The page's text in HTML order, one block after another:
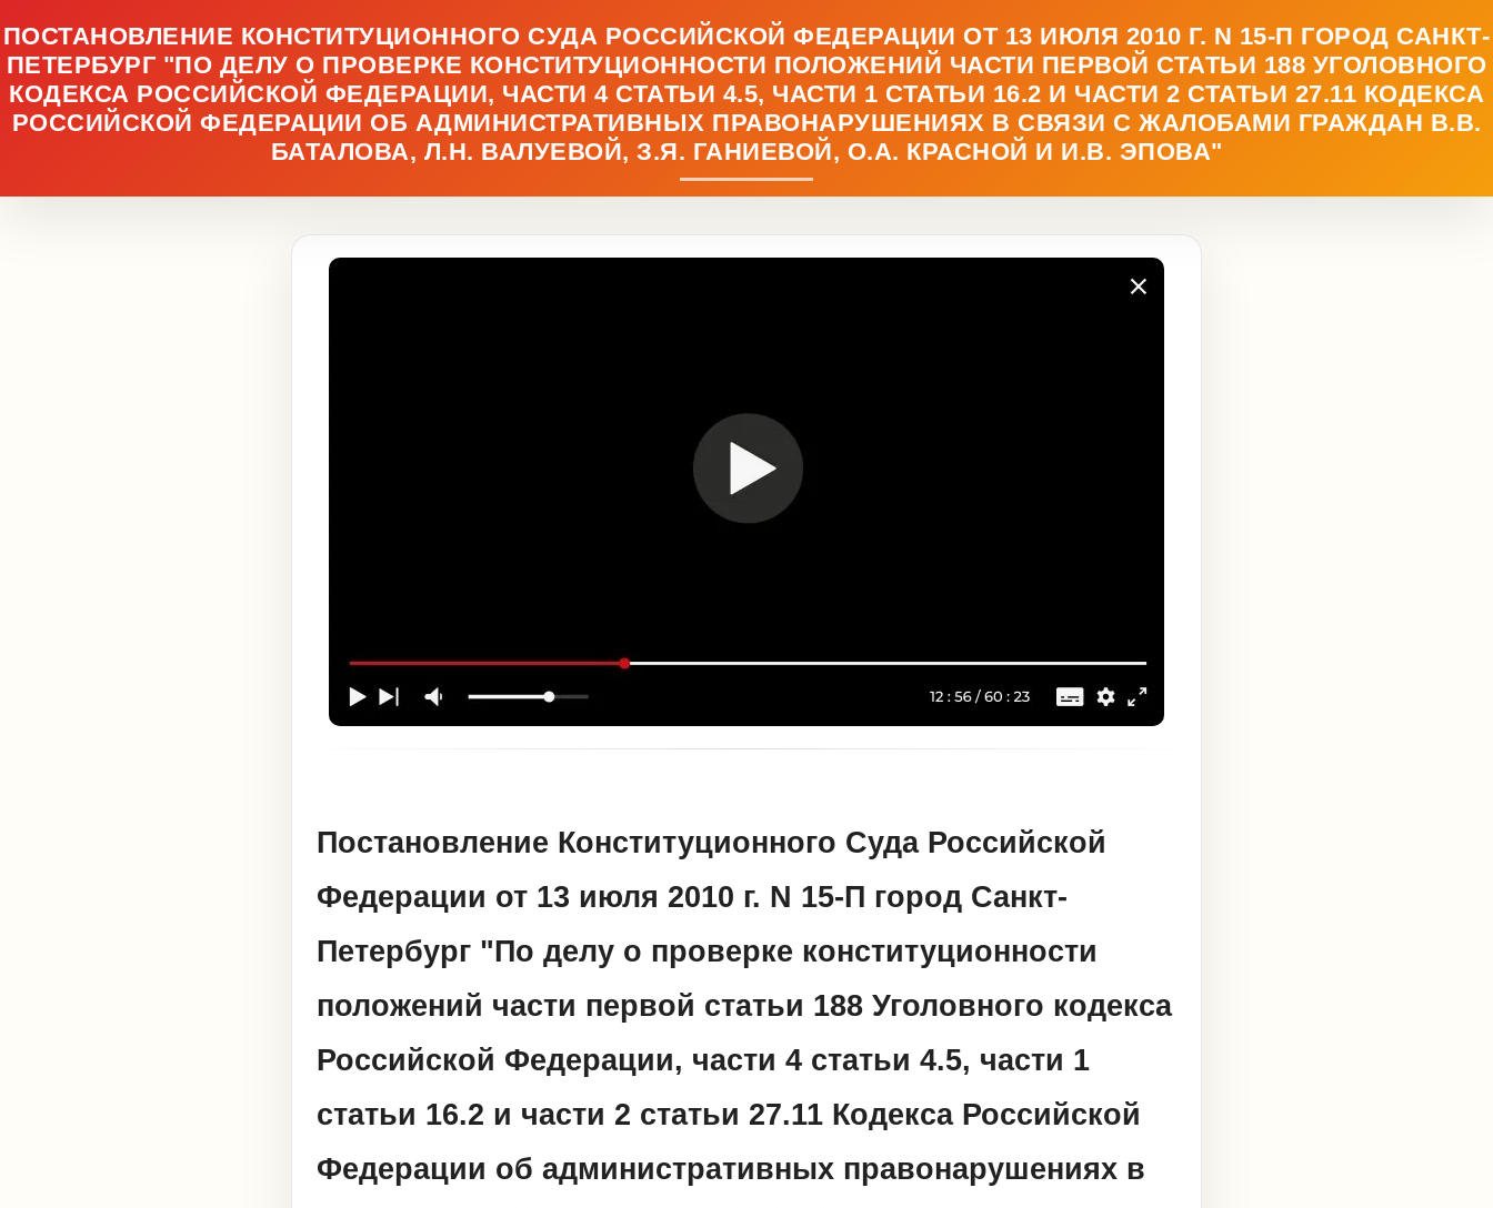
ПОСТАНОВЛЕНИЕ КОНСТИТУЦИОННОГО СУДА РОССИЙСКОЙ ФЕДЕРАЦИИ ОТ 13 ИЮЛЯ 2010 Г. N 15-П ГОРОД САНКТ-
ПЕТЕРБУРГ "ПО ДЕЛУ О ПРОВЕРКЕ КОНСТИТУЦИОННОСТИ ПОЛОЖЕНИЙ ЧАСТИ ПЕРВОЙ СТАТЬИ 188 УГОЛОВНОГО
КОДЕКСА РОССИЙСКОЙ ФЕДЕРАЦИИ, ЧАСТИ 4 СТАТЬИ 4.5, ЧАСТИ 1 СТАТЬИ 16.2 И ЧАСТИ 2 СТАТЬИ 27.11 КОДЕКСА
РОССИЙСКОЙ ФЕДЕРАЦИИ ОБ АДМИНИСТРАТИВНЫХ ПРАВОНАРУШЕНИЯХ В СВЯЗИ С ЖАЛОБАМИ ГРАЖДАН В.В.
БАТАЛОВА, Л.Н. ВАЛУЕВОЙ, З.Я. ГАНИЕВОЙ, О.А. КРАСНОЙ И И.В. ЭПОВА"
Постановление Конституционного Суда Российской
Федерации от 13 июля 2010 г. N 15-П город Санкт-
Петербург "По делу о проверке конституционности
положений части первой статьи 188 Уголовного кодекса
Российской Федерации, части 4 статьи 4.5, части 1
статьи 16.2 и части 2 статьи 27.11 Кодекса Российской
Федерации об административных правонарушениях в